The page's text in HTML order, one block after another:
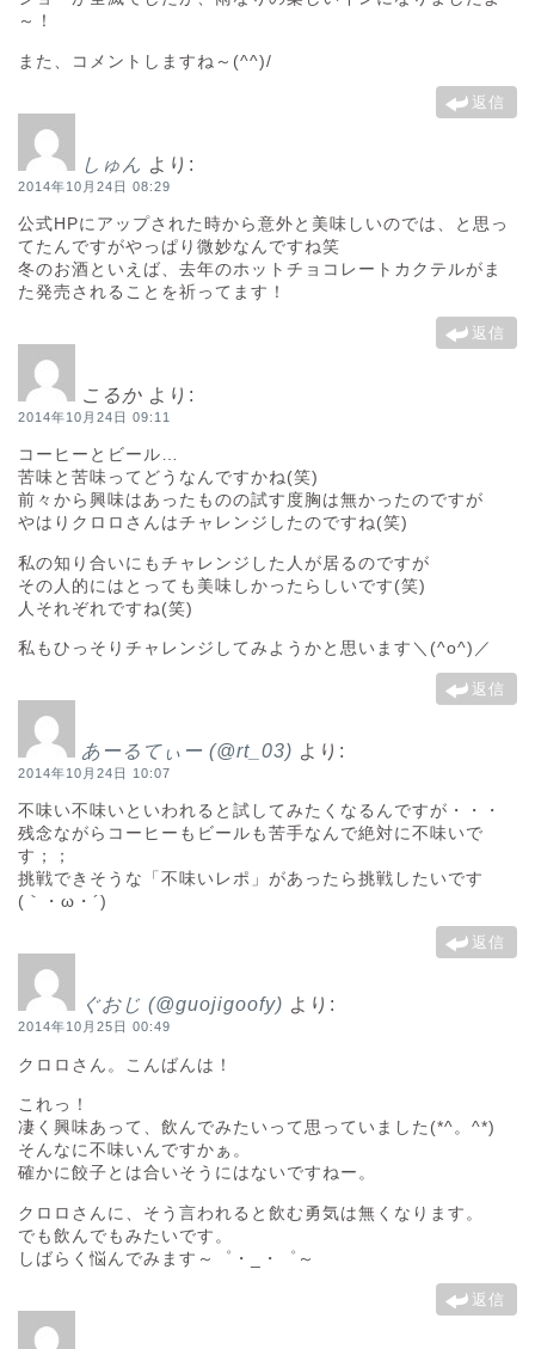
～！
また、コメントしますね～(^^)/
返信
しゅん より:
2014年10月24日 08:29
公式HPにアップされた時から意外と美味しいのでは、と思っ
てたんですがやっぱり微妙なんですね笑
冬のお酒といえば、去年のホットチョコレートカクテルがま
た発売されることを祈ってます！
返信
こるか より:
2014年10月24日 09:11
コーヒーとビール…
苦味と苦味ってどうなんですかね(笑)
前々から興味はあったものの試す度胸は無かったのですが
やはりクロロさんはチャレンジしたのですね(笑)
私の知り合いにもチャレンジした人が居るのですが
その人的にはとっても美味しかったらしいです(笑)
人それぞれですね(笑)
私もひっそりチャレンジしてみようかと思います＼(^o^)／
返信
あーるてぃー (@rt_03) より:
2014年10月24日 10:07
不味い不味いといわれると試してみたくなるんですが・・・
残念ながらコーヒーもビールも苦手なんで絶対に不味いで
す；；
挑戦できそうな「不味いレポ」があったら挑戦したいです
(｀・ω・´)
返信
ぐおじ (@guojigoofy) より:
2014年10月25日 00:49
クロロさん。こんばんは！
これっ！
凄く興味あって、飲んでみたいって思っていました(*^。^*)
そんなに不味いんですかぁ。
確かに餃子とは合いそうにはないですねー。
クロロさんに、そう言われると飲む勇気は無くなります。
でも飲んでもみたいです。
しばらく悩んでみます～゜・_・゜～
返信